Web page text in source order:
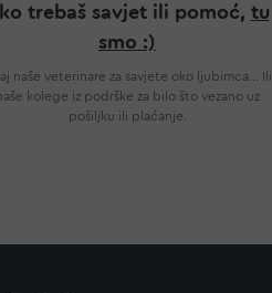
trebaš savjet ili pomoć, tu
smo :)
naše veterinare za savjete oko ljubimca... Ili
kolege iz podrške za bilo što vezano uz
pošiljku ili plaćanje.